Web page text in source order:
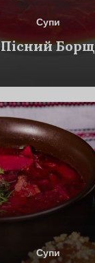
Супи
Пісний Борщ
Супи